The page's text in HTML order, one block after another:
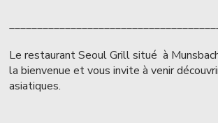
Le restaurant Seoul Grill situé à
la bienvenue et vous invite à venir
asiatiques.